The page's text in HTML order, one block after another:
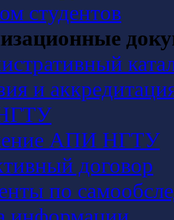
студентов
и
АПИ НГТУ
договор
по